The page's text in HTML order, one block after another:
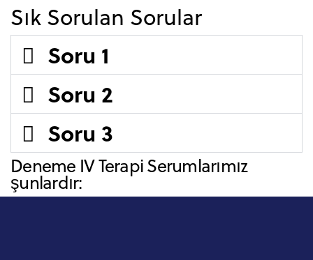
Sık Sorulan Sorular
Soru 1
Soru 2
Soru 3
Deneme IV Terapi Serumlarımız
şunlardır: